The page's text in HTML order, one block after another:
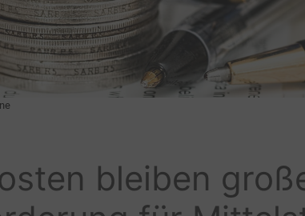
bleiben